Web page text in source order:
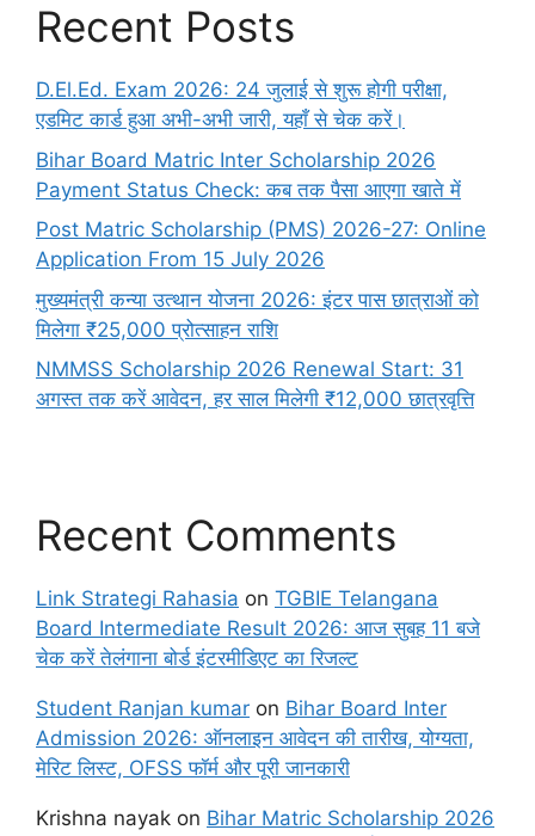
Recent Posts
D.El.Ed. Exam 2026: 24 जुलाई से शुरू होगी परीक्षा,
एडमिट कार्ड हुआ अभी-अभी जारी, यहाँ से चेक करें।
Bihar Board Matric Inter Scholarship 2026
Payment Status Check: कब तक पैसा आएगा खाते में
Post Matric Scholarship (PMS) 2026-27: Online
Application From 15 July 2026
मुख्यमंत्री कन्या उत्थान योजना 2026: इंटर पास छात्राओं को
मिलेगा ₹25,000 प्रोत्साहन राशि
NMMSS Scholarship 2026 Renewal Start: 31
अगस्त तक करें आवेदन, हर साल मिलेगी ₹12,000 छात्रवृत्ति
Recent Comments
Link Strategi Rahasia on TGBIE Telangana
Board Intermediate Result 2026: आज सुबह 11 बजे
चेक करें तेलंगाना बोर्ड इंटरमीडिएट का रिजल्ट
Student Ranjan kumar on Bihar Board Inter
Admission 2026: ऑनलाइन आवेदन की तारीख, योग्यता,
मेरिट लिस्ट, OFSS फॉर्म और पूरी जानकारी
Krishna nayak on Bihar Matric Scholarship 2026